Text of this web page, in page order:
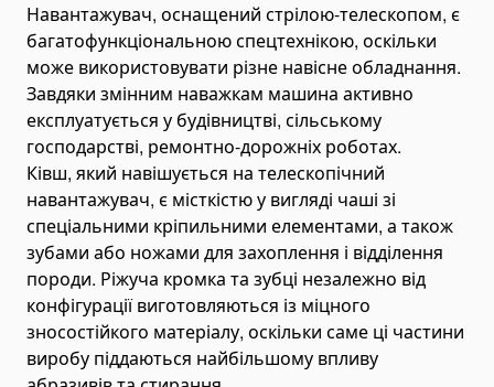
Гусеничні екскаватори
Екскаватори-навантажувачі
Міні-екскаватори
Екскаватори-амфібії
Кар'єрні екскаватори
Автогрейдери
Бульдозери
Гусеничні бульдозери
Колісні бульдозери
Прибиральна техніхніка
Прибиральники комунальні
Навантажувач, оснащений стрілою-телескопом, є
багатофункціональною спецтехнікою, оскільки
може використовувати різне навісне обладнання.
Завдяки змінним наважкам машина активно
експлуатується у будівництві, сільському
господарстві, ремонтно-дорожніх роботах.
Ківш, який навішується на телескопічний
навантажувач, є місткістю у вигляді чаші зі
спеціальними кріпильними елементами, а також
зубами або ножами для захоплення і відділення
породи. Ріжуча кромка та зубці незалежно від
конфігурації виготовляються із міцного
зносостійкого матеріалу, оскільки саме ці частини
виробу піддаються найбільшому впливу